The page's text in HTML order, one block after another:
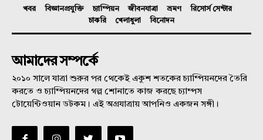
খবর বিজ্ঞানপ্রযুক্তি চ্যাম্পিয়ন জীবনযাত্রা ভ্রমণ
রিসোর্স সেন্টার
চাকরি
খেলাধুলা বিনোদন
আমাদের সম্পর্কে
২০১০ সালে যাত্রা শুরুর পর থেকেই একুশ শতকের চ্যাম্পিয়নদের তৈরি
করতে ও চ্যাম্পিয়নদের গল্প শোনাতে কাজ করছে চ্যাম্পস
টোয়েন্টিওয়ান ডটকম। এই অগ্রযাত্রায় আপনিও একজন সঙ্গী।